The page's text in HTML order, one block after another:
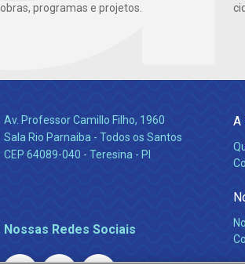
obras, programas e projetos.
Av. Professor Camillo Filho, 1960
Sala Rio Parnaiba - Todos os Santos
CEP 64089-040 - Teresina - PI
Nossas Redes Sociais
A